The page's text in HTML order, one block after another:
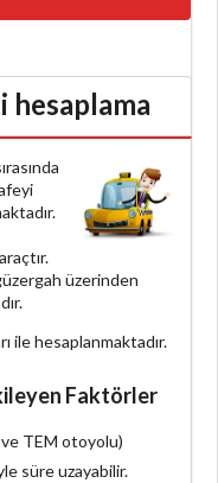
hesaplama
üzerinden
ile hesaplanmaktadır.
Faktörler
TEM otoyolu)
süre uzayabilir.